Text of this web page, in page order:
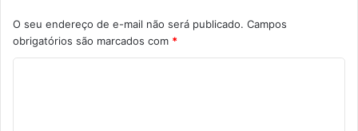
O seu endereço de e-mail não será publicado. Campos
obrigatórios são marcados com *